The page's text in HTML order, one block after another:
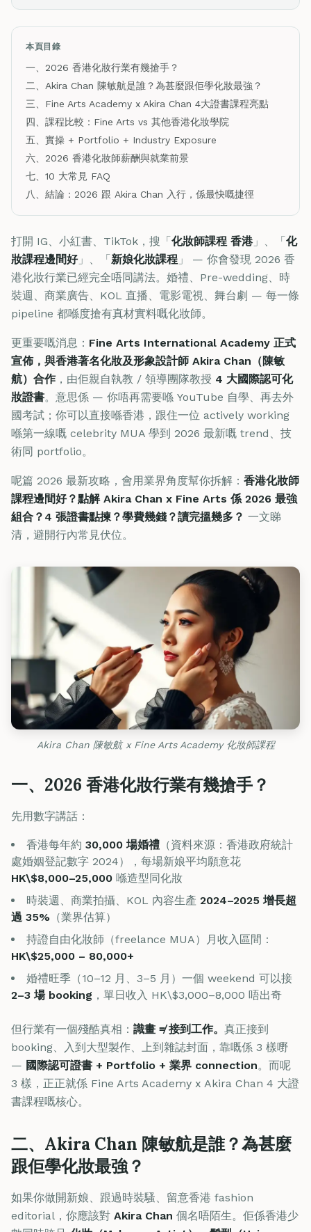
本頁目錄
一、2026 香港化妝行業有幾搶手？
二、Akira Chan 陳敏航是誰？為甚麼跟佢學化妝最強？
三、Fine Arts Academy x Akira Chan 4大證書課程亮點
四、課程比較：Fine Arts vs 其他香港化妝學院
五、實操 + Portfolio + Industry Exposure
六、2026 香港化妝師薪酬與就業前景
七、10 大常見 FAQ
八、結論：2026 跟 Akira Chan 入行，係最快嘅捷徑
打開 IG、小紅書、TikTok，搜「化妝師課程 香港」、「化
妝課程邊間好」、「新娘化妝課程 」 — 你會發現 2026 香
港化妝行業已經完全唔同講法。婚禮、Pre-wedding、時
裝週、商業廣告、KOL 直播、電影電視、舞台劇 — 每一條
pipeline 都喺度搶有真材實料嘅化妝師。
更重要嘅消息： Fine Arts International Academy 正式
宣佈，與香港著名化妝及形象設計師 Akira Chan（陳敏
航）合作，由佢親自執教 / 領導團隊教授 4 大國際認可化
妝證書。意思係 — 你唔再需要喺 YouTube 自學、再去外
國考試；你可以直接喺香港，跟住一位 actively working
喺第一線嘅 celebrity MUA 學到 2026 最新嘅 trend、技
術同 portfolio。
呢篇 2026 最新攻略，會用業界角度幫你拆解： 香港化妝師
課程邊間好？點解 Akira Chan x Fine Arts 係 2026 最強
組合？4 張證書點揀？學費幾錢？讀完搵幾多？ 一文睇
清，避開行內常見伏位。
Akira Chan 陳敏航 x Fine Arts Academy 化妝師課程
一、2026 香港化妝行業有幾搶手？
先用數字講話：
香港每年約 30,000 場婚禮 （資料來源：香港政府統計
處婚姻登記數字 2024），每場新娘平均願意花
HK\$8,000–25,000 喺造型同化妝
時裝週、商業拍攝、KOL 內容生產 2024–2025 增長超
過 35% （業界估算）
持證自由化妝師（freelance MUA）月收入區間：
HK\$25,000 – 80,000+
婚禮旺季（10–12 月、3–5 月）一個 weekend 可以接
2–3 場 booking ，單日收入 HK\$3,000–8,000 唔出奇
但行業有一個殘酷真相： 識畫 ≠ 接到工作。 真正接到
booking、入到大型製作、上到雜誌封面，靠嘅係 3 樣嘢
— 國際認可證書 + Portfolio + 業界 connection。而呢
3 樣，正正就係 Fine Arts Academy x Akira Chan 4 大證
書課程嘅核心。
二、Akira Chan 陳敏航是誰？為甚麼
跟佢學化妝最強？
如果你做開新娘、跟過時裝騷、留意香港 fashion
editorial，你應該對 Akira Chan 個名唔陌生。佢係香港少